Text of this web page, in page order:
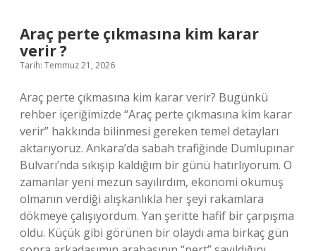
Araç perte çıkmasına kim karar
verir ?
Tarih: Temmuz 21, 2026
Araç perte çıkmasına kim karar verir? Bugünkü
rehber içeriğimizde “Araç perte çıkmasına kim karar
verir” hakkında bilinmesi gereken temel detayları
aktarıyoruz. Ankara’da sabah trafiğinde Dumlupınar
Bulvarı’nda sıkışıp kaldığım bir günü hatırlıyorum. O
zamanlar yeni mezun sayılırdım, ekonomi okumuş
olmanın verdiği alışkanlıkla her şeyi rakamlara
dökmeye çalışıyordum. Yan şeritte hafif bir çarpışma
oldu. Küçük gibi görünen bir olaydı ama birkaç gün